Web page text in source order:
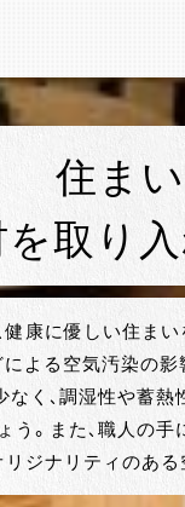
住ま
を取り
康に優しい住ま
よる空気汚染の
く、調湿性や蓄
。また、職人の
ジナリティのあ